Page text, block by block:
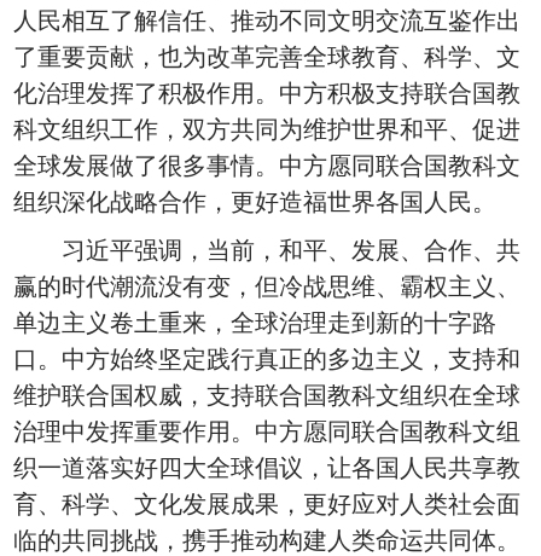
人民相互了解信任、推动不同文明交流互鉴作出
了重要贡献，也为改革完善全球教育、科学、文
化治理发挥了积极作用。中方积极支持联合国教
科文组织工作，双方共同为维护世界和平、促进
全球发展做了很多事情。中方愿同联合国教科文
组织深化战略合作，更好造福世界各国人民。
习近平强调，当前，和平、发展、合作、共
赢的时代潮流没有变，但冷战思维、霸权主义、
单边主义卷土重来，全球治理走到新的十字路
口。中方始终坚定践行真正的多边主义，支持和
维护联合国权威，支持联合国教科文组织在全球
治理中发挥重要作用。中方愿同联合国教科文组
织一道落实好四大全球倡议，让各国人民共享教
育、科学、文化发展成果，更好应对人类社会面
临的共同挑战，携手推动构建人类命运共同体。